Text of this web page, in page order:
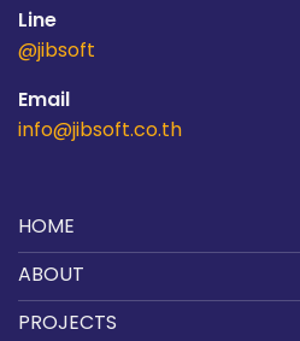
Line
@jibsoft
Email
info@jibsoft.co.th
HOME
ABOUT
PROJECTS